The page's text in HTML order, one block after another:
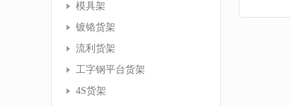
模具架
镀铬货架
流利货架
工字钢平台货架
4S货架